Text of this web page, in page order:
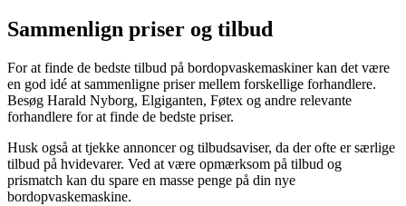
Sammenlign priser og tilbud
For at finde de bedste tilbud på bordopvaskemaskiner kan det være
en god idé at sammenligne priser mellem forskellige forhandlere.
Besøg Harald Nyborg, Elgiganten, Føtex og andre relevante
forhandlere for at finde de bedste priser.
Husk også at tjekke annoncer og tilbudsaviser, da der ofte er særlige
tilbud på hvidevarer. Ved at være opmærksom på tilbud og
prismatch kan du spare en masse penge på din nye
bordopvaskemaskine.